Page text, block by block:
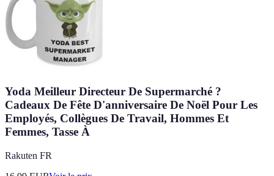
Yoda Meilleur Directeur De Supermarché ?
Cadeaux De Fête D'anniversaire De Noël Pour Les
Employés, Collègues De Travail, Hommes Et
Femmes, Tasse À
Rakuten FR